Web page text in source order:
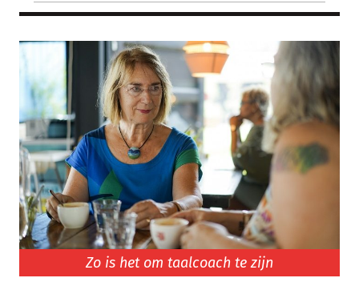
Zo is het om taalcoach te zijn